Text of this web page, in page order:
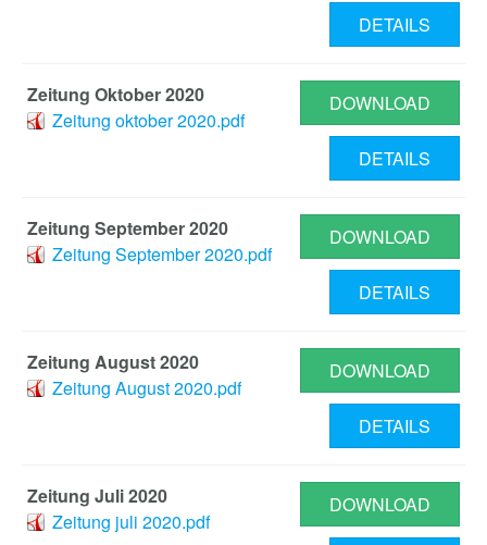
DETAILS
Zeitung Oktober 2020
Zeitung oktober 2020.pdf
DOWNLOAD
DETAILS
Zeitung September 2020
Zeitung September 2020.pdf
DOWNLOAD
DETAILS
Zeitung August 2020
Zeitung August 2020.pdf
DOWNLOAD
DETAILS
Zeitung Juli 2020
Zeitung juli 2020.pdf
DOWNLOAD